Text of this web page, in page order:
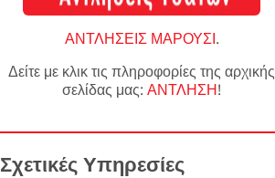
ΑΝΤΛΗΣΕΙΣ ΜΑΡΟΥΣΙ.
Δείτε με κλικ τις πληροφορίες της αρχικής
σελίδας μας: ΑΝΤΛΗΣΗ!
Σχετικές Υπηρεσίες